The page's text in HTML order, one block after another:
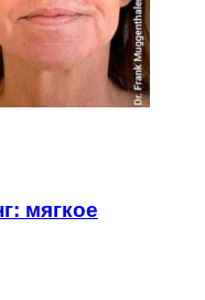
мягкое